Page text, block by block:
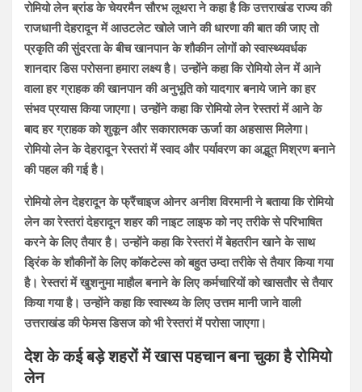
रोमियो लेन ब्रांड के चेयरमैन सौरभ लूथरा ने कहा है कि उत्तराखंड राज्य की
राजधानी देहरादून में आउटलेट खोले जाने की धारणा की बात की जाए तो
प्रकृति की सुंदरता के बीच खानपान के शौकीन लोगों को स्वास्थ्यवर्धक
शानदार डिस परोसना हमारा लक्ष्य है। उन्होंने कहा कि रोमियो लेन में आने
वाला हर ग्राहक की खानपान की अनुभूति को यादगार बनाये जाने का हर
संभव प्रयास किया जाएगा। उन्होंने कहा कि रोमियो लेन रेस्तरां में आने के
बाद हर ग्राहक को शुकून और सकारात्मक ऊर्जा का अहसास मिलेगा।
रोमियो लेन के देहरादून रेस्तरां में स्वाद और पर्यावरण का अद्भूत मिश्रण बनाने
की पहल की गई है।
रोमियो लेन देहरादून के फ्रैंचाइज ओनर अनीश विरमानी ने बताया कि रोमियो
लेन का रेस्तरां देहरादून शहर की नाइट लाइफ को नए तरीके से परिभाषित
करने के लिए तैयार है। उन्होंने कहा कि रेस्तरां में बेहतरीन खाने के साथ
ड्रिंक के शौकीनों के लिए कॉकटेल्स को बहुत उम्दा तरीके से तैयार किया गया
है। रेस्तरां में खुशनुमा माहौल बनाने के लिए कर्मचारियों को खासतौर से तैयार
किया गया है। उन्होंने कहा कि स्वास्थ्य के लिए उत्तम मानी जाने वाली
उत्तराखंड की फेमस डिसज को भी रेस्तरां में परोसा जाएगा।
देश के कई बड़े शहरों में खास पहचान बना चुका है रोमियो
लेन